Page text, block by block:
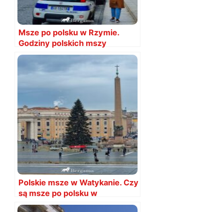
Msze po polsku w Rzymie.
Godziny polskich mszy
Polskie msze w Watykanie. Czy
są msze po polsku w
Watykanie?